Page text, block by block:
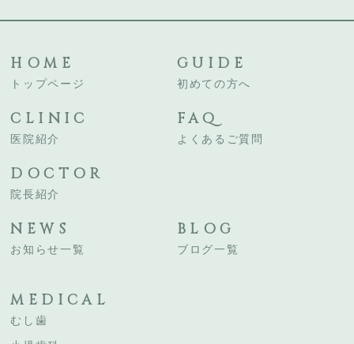
HOME
トップページ
CLINIC
医院紹介
DOCTOR
院長紹介
GUIDE
初めての方へ
FAQ
よくあるご質問
NEWS
お知らせ一覧
BLOG
ブログ一覧
MEDICAL
むし歯